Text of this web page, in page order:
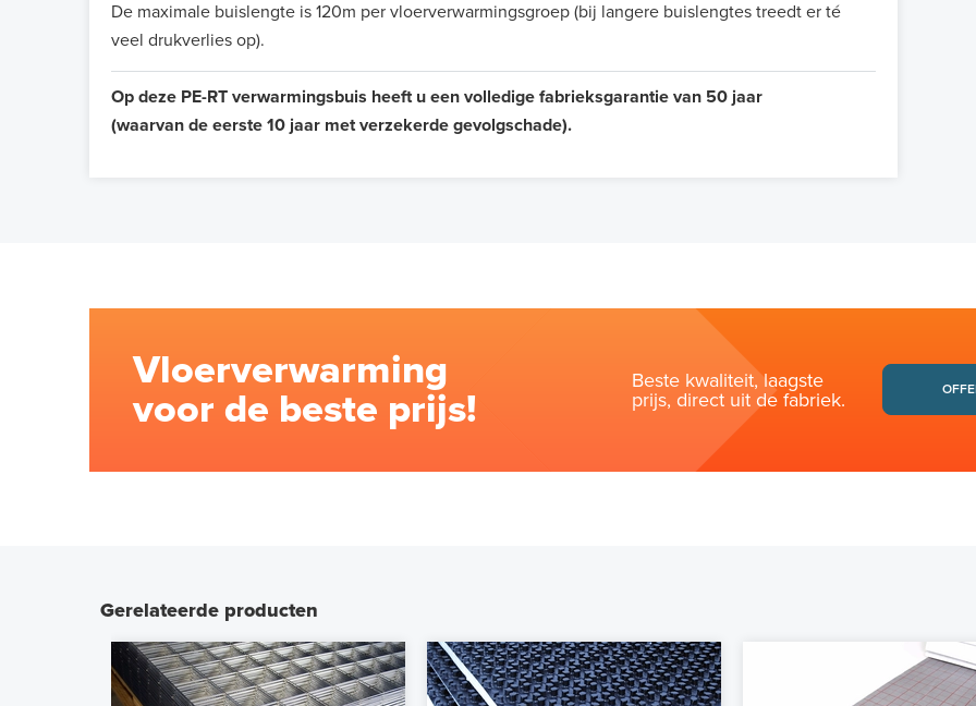
De maximale buislengte is 120m per vloerverwarmingsgroep (bij langere buislengtes treedt er té
veel drukverlies op).
Op deze PE-RT verwarmingsbuis heeft u een volledige fabrieksgarantie van 50 jaar
(waarvan de eerste 10 jaar met verzekerde gevolgschade).
Vloerverwarming
voor de beste prijs!
Beste kwaliteit, laagste
prijs, direct uit de fabriek.
Gerelateerde producten